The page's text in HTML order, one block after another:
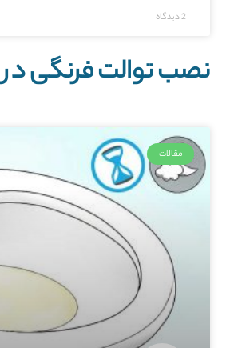
2 دیدگاه
نصب توالت فرنگی در
مقالات